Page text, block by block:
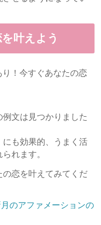
を叶えよう
文は見つかりました
にも効果的、うまく活
れます。
恋を叶えてみてくだ
のアファメーションの